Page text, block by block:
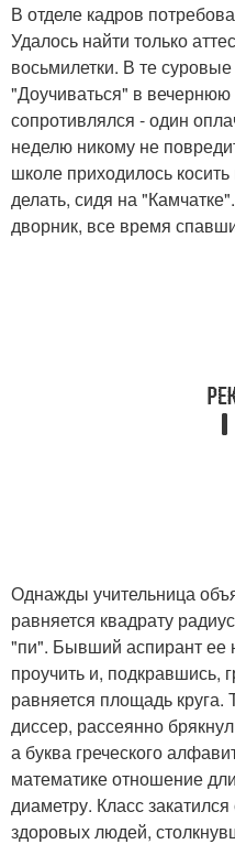
В отделе кадров
Удалось найти только
восьмилетки. В те
"Доучиваться" в
сопротивлялся - один
неделю никому не
школе приходилось
делать, сидя на
дворник, все время
Однажды учительница
равняется квадрату
"пи". Бывший аспирант ее
проучить и, подкравшись,
равняется площадь
диссер, рассеянно
а буква греческого
математике отношение
диаметру. Класс
здоровых людей,